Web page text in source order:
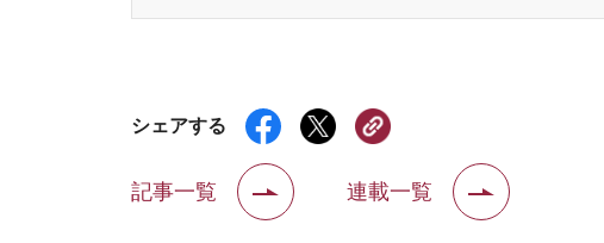
シェアする
記事一覧 連載一覧